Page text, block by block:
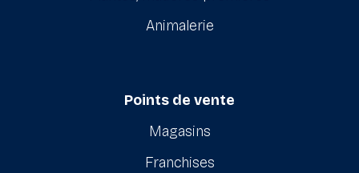
Animalerie
Points de vente
Magasins
Franchises